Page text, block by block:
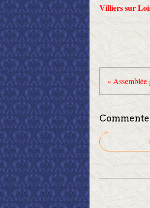
Villiers sur
« Assemblée